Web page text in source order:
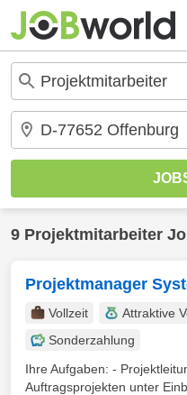
9 Projektmitarbeiter
Projektmanager
Vollzeit Attraktive
Sonderzahlung
Ihre Aufgaben: -
Auftragsprojekten unter